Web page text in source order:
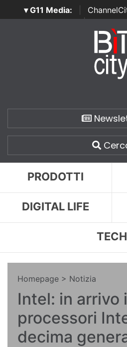
▾ G11 Media:
SecurityOpenLab | Italian
Italian
PRODOTTI
DIGITAL LIFE
TECH
Homepage > Notizia
Intel: in arrivo
processori
decima